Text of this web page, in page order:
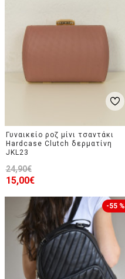
Γυναικείο ροζ μίνι τσαντάκι
Hardcase Clutch δερματίνη
JKL23
15,00€
24,90€
-55 %